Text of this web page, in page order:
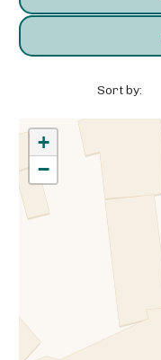
Sort by:
+
−